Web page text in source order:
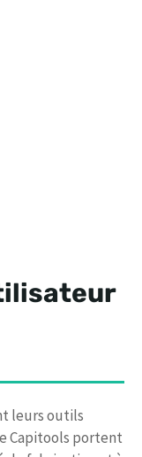
leurs outils
Capitools portent